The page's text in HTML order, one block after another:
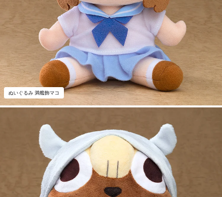
ぬいぐるみ 満艦飾マコ